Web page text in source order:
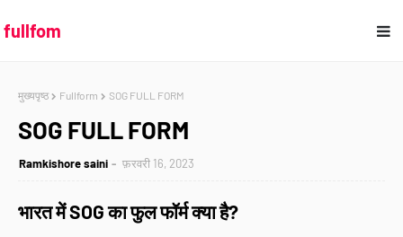
fullfom
मुख्यपृष्ठ Fullform SOG FULL FORM
SOG FULL FORM
Ramkishore saini फ़रवरी 16, 2023
भारत में SOG का फुल फॉर्म क्या है?